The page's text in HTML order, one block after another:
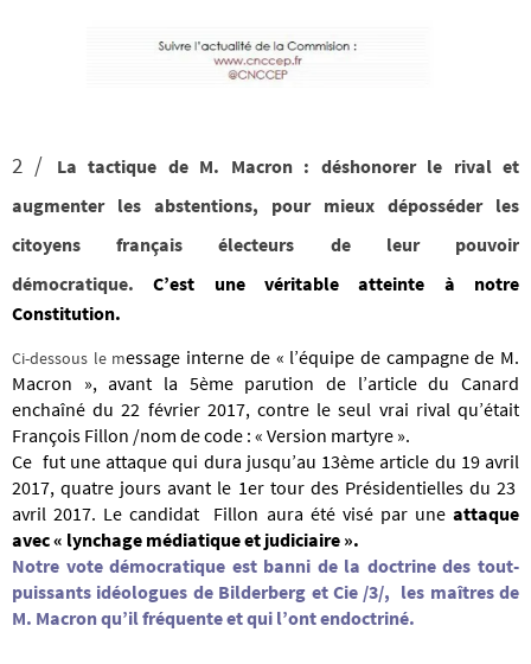
2 /
La tactique de M. Macron : déshonorer le rival et
augmenter les abstentions, pour mieux déposséder les
citoyens français électeurs de leur pouvoir
démocratique.C’est une véritable atteinte à notre
Constitution.
Ci-dessous le message interne de « l’équipe de campagne de M.
Macron », avant la 5ème parution de l’article du Canard
enchaîné du 22 février 2017, contre le seul vrai rival qu’était
François Fillon /nom de code : « Version martyre ».
Ce fut une attaque qui dura jusqu’au 13ème article du 19 avril
2017, quatre jours avant le 1er tour des Présidentiellesdu 23
avril 2017. Le candidat Fillon aura été visé par une attaque
avec « lynchage médiatique et judiciaire ».
Notre vote démocratique est banni de la doctrine des tout-
puissants idéologues de Bilderberg et Cie /3/, les maîtres de
M. Macron qu’il fréquente et qui l’ont endoctriné.